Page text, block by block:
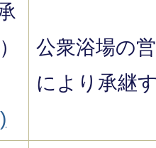
公衆浴場の
により承継